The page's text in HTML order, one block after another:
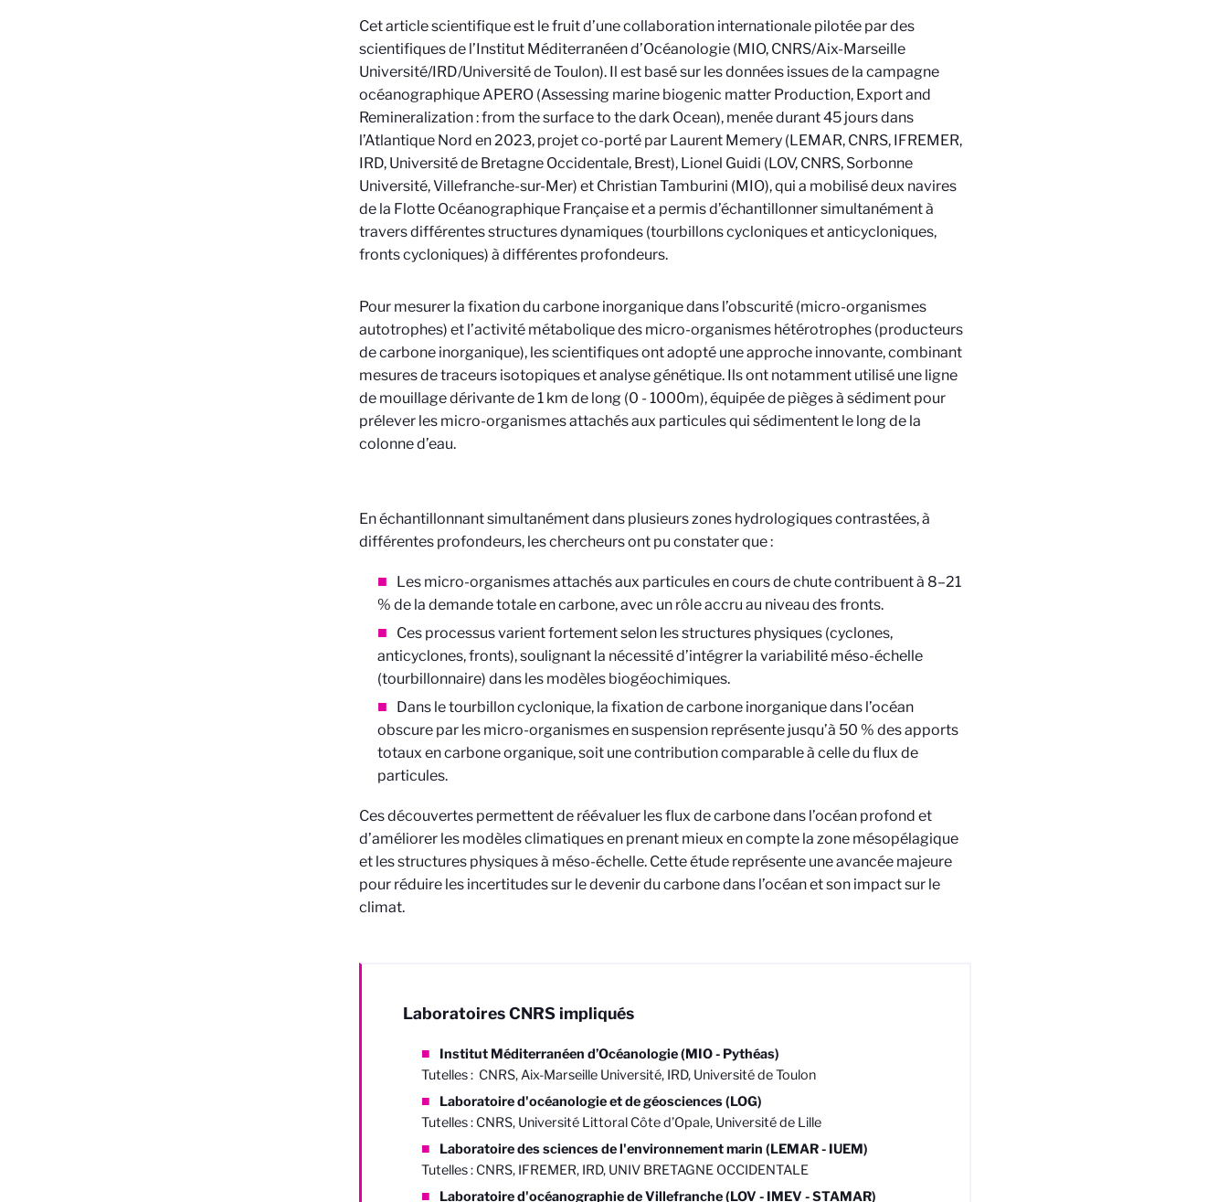
Cet article scientifique est le fruit d’une collaboration internationale pilotée par des
scientifiques de l’Institut Méditerranéen d’Océanologie (MIO, CNRS/Aix-Marseille
Université/IRD/Université de Toulon). Il est basé sur les données issues de la campagne
océanographique APERO (Assessing marine biogenic matter Production, Export and
Remineralization : from the surface to the dark Ocean), menée durant 45 jours dans
l’Atlantique Nord en 2023, projet co-porté par Laurent Memery (LEMAR, CNRS, IFREMER,
IRD, Université de Bretagne Occidentale, Brest), Lionel Guidi (LOV, CNRS, Sorbonne
Université, Villefranche-sur-Mer) et Christian Tamburini (MIO), qui a mobilisé deux navires
de la Flotte Océanographique Française et a permis d’échantillonner simultanément à
travers différentes structures dynamiques (tourbillons cycloniques et anticycloniques,
fronts cycloniques) à différentes profondeurs.
Pour mesurer la fixation du carbone inorganique dans l’obscurité (micro-organismes
autotrophes) et l’activité métabolique des micro-organismes hétérotrophes (producteurs
de carbone inorganique), les scientifiques ont adopté une approche innovante, combinant
mesures de traceurs isotopiques et analyse génétique. Ils ont notamment utilisé une ligne
de mouillage dérivante de 1 km de long (0 - 1000m), équipée de pièges à sédiment pour
prélever les micro-organismes attachés aux particules qui sédimentent le long de la
colonne d’eau.
En échantillonnant simultanément dans plusieurs zones hydrologiques contrastées, à
différentes profondeurs, les chercheurs ont pu constater que :
Les micro-organismes attachés aux particules en cours de chute contribuent à 8–21
% de la demande totale en carbone, avec un rôle accru au niveau des fronts.
Ces processus varient fortement selon les structures physiques (cyclones,
anticyclones, fronts), soulignant la nécessité d’intégrer la variabilité méso-échelle
(tourbillonnaire) dans les modèles biogéochimiques.
Dans le tourbillon cyclonique, la fixation de carbone inorganique dans l’océan
obscure par les micro-organismes en suspension représente jusqu’à 50 % des apports
totaux en carbone organique, soit une contribution comparable à celle du flux de
particules.
Ces découvertes permettent de réévaluer les flux de carbone dans l’océan profond et
d’améliorer les modèles climatiques en prenant mieux en compte la zone mésopélagique
et les structures physiques à méso-échelle. Cette étude représente une avancée majeure
pour réduire les incertitudes sur le devenir du carbone dans l’océan et son impact sur le
climat.
Laboratoires CNRS impliqués
Institut Méditerranéen d’Océanologie (MIO - Pythéas)
Tutelles : CNRS, Aix-Marseille Université, IRD, Université de Toulon
Laboratoire d'océanologie et de géosciences (LOG)
Tutelles : CNRS, Université Littoral Côte d’Opale, Université de Lille
Laboratoire des sciences de l'environnement marin (LEMAR - IUEM)
Tutelles : CNRS, IFREMER, IRD, UNIV BRETAGNE OCCIDENTALE
Laboratoire d'océanographie de Villefranche (LOV - IMEV - STAMAR)